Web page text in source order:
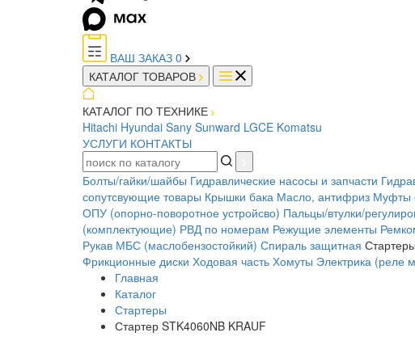
ВАШ ЗАКАЗ 0
КАТАЛОГ ТОВАРОВ
КАТАЛОГ ПО ТЕХНИКЕ
Hitachi Hyundai Sany Sunward LGCE Komatsu
УСЛУГИ КОНТАКТЫ
Болты/гайки/шайбы Гидравлические насосы и запчасти
сопутсвующие товары Крышки бака Масло, антифриз Муфты
ОПУ (опорно-поворотное устройсво) Пальцы/втулки/
(комплектующие) РВД по номерам Режущие элементы
Рукав МБС (маслобензостойкий) Спираль защитная Стартеры
Фрикционные диски Ходовая часть Хомуты Электрика (реле
Главная
Каталог
Стартеры
Стартер STK4060NB KRAUF